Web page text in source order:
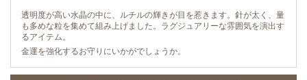
透明度が高い水晶の中に、ルチルの輝きが目を惹きます。針が太く、量
も多めな粒を集めて組み上げました。ラグジュアリーな雰囲気を演出す
るアイテム。
金運を強化するお守りにいかがでしょうか。